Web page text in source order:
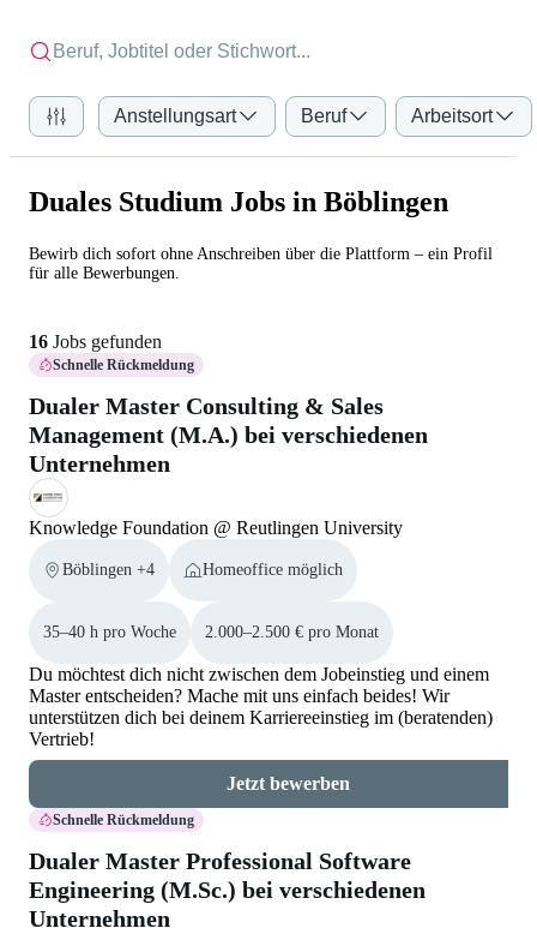
Anstellungsart Beruf Arbeitsort
Duales Studium Jobs in Böblingen
Bewirb dich sofort ohne Anschreiben über die Plattform – ein Profil
für alle Bewerbungen.
16 Jobs gefunden
Schnelle Rückmeldung
Dualer Master Consulting & Sales
Management (M.A.) bei verschiedenen
Unternehmen
Knowledge Foundation @ Reutlingen University
Böblingen +4 Homeoffice möglich
35–40 h pro Woche 2.000–2.500 € pro Monat
Du möchtest dich nicht zwischen dem Jobeinstieg und einem
Master entscheiden? Mache mit uns einfach beides! Wir
unterstützen dich bei deinem Karriereeinstieg im (beratenden)
Vertrieb!
Jetzt bewerben
Schnelle Rückmeldung
Dualer Master Professional Software
Engineering (M.Sc.) bei verschiedenen
Unternehmen